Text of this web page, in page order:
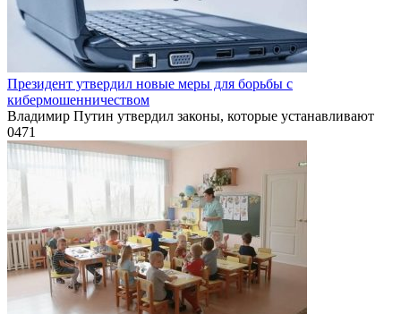
Президент утвердил новые меры для борьбы с
кибермошенничеством
Владимир Путин утвердил законы, которые устанавливают
0471